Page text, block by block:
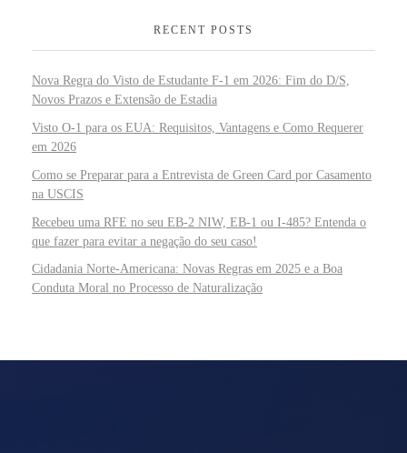
RECENT POSTS
Nova Regra do Visto de Estudante F-1 em 2026: Fim do D/S,
Novos Prazos e Extensão de Estadia
Visto O-1 para os EUA: Requisitos, Vantagens e Como Requerer
em 2026
Como se Preparar para a Entrevista de Green Card por Casamento
na USCIS
Recebeu uma RFE no seu EB-2 NIW, EB-1 ou I-485? Entenda o
que fazer para evitar a negação do seu caso!
Cidadania Norte-Americana: Novas Regras em 2025 e a Boa
Conduta Moral no Processo de Naturalização